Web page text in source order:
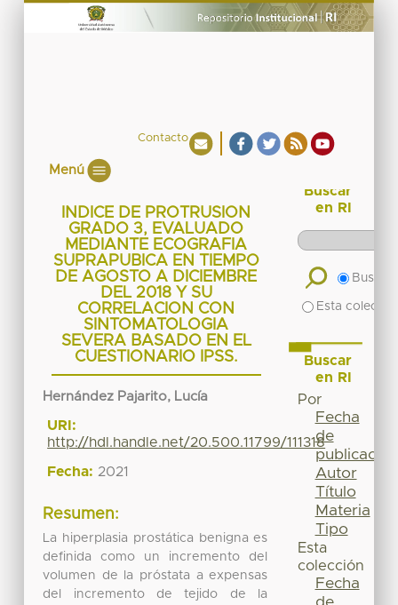
Contacto
Menú
INDICE DE PROTRUSION
GRADO 3, EVALUADO
MEDIANTE ECOGRAFIA
SUPRAPUBICA EN TIEMPO
DE AGOSTO A DICIEMBRE
DEL 2018 Y SU
CORRELACION CON
SINTOMATOLOGIA
SEVERA BASADO EN EL
CUESTIONARIO IPSS.
Hernández Pajarito, Lucía
URI:
http://hdl.handle.net/20.500.11799/111318
Fecha: 2021
Resumen:
La hiperplasia prostática benigna es
definida como un incremento del
volumen de la próstata a expensas
del incremento de tejido de la
Buscar
en RI
Buscar
Esta
Buscar
en RI
Por
Fecha
de
publicación
Autor
Título
Materia
Tipo
Esta
colección
Fecha